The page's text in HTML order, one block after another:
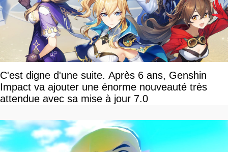
C'est digne d'une suite. Après 6 ans, Genshin
Impact va ajouter une énorme nouveauté très
attendue avec sa mise à jour 7.0